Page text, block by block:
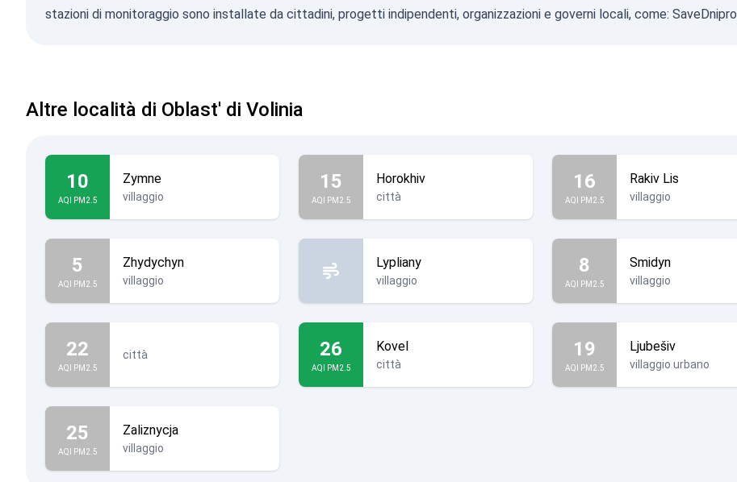
stazioni di monitoraggio sono installate da cittadini, progetti indipendenti, organizzazioni e governi locali, come: SaveDnipro
Altre località di Oblast' di Volinia
10
AQI PM2.5
Zymne
villaggio
15
AQI PM2.5
Horokhiv
città
16
AQI PM2.5
Rakiv Lis
villaggio
5
AQI PM2.5
Zhydychyn
villaggio
Lypliany
villaggio
8
AQI PM2.5
Smidyn
villaggio
22
AQI PM2.5
città 26
AQI PM2.5
Kovel
città
19
AQI PM2.5
Ljubešiv
villaggio urbano
25
AQI PM2.5
Zaliznycja
villaggio